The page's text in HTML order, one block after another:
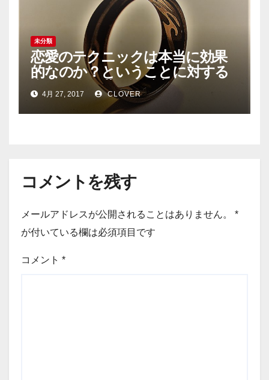
未分類
恋愛のテクニックは本当に効果
的なのか？ということに対する
私の経験と世間の反応。
4月 27, 2017 CLOVER
コメントを残す
メールアドレスが公開されることはありません。
*
が付いている欄は必須項目です
コメント *